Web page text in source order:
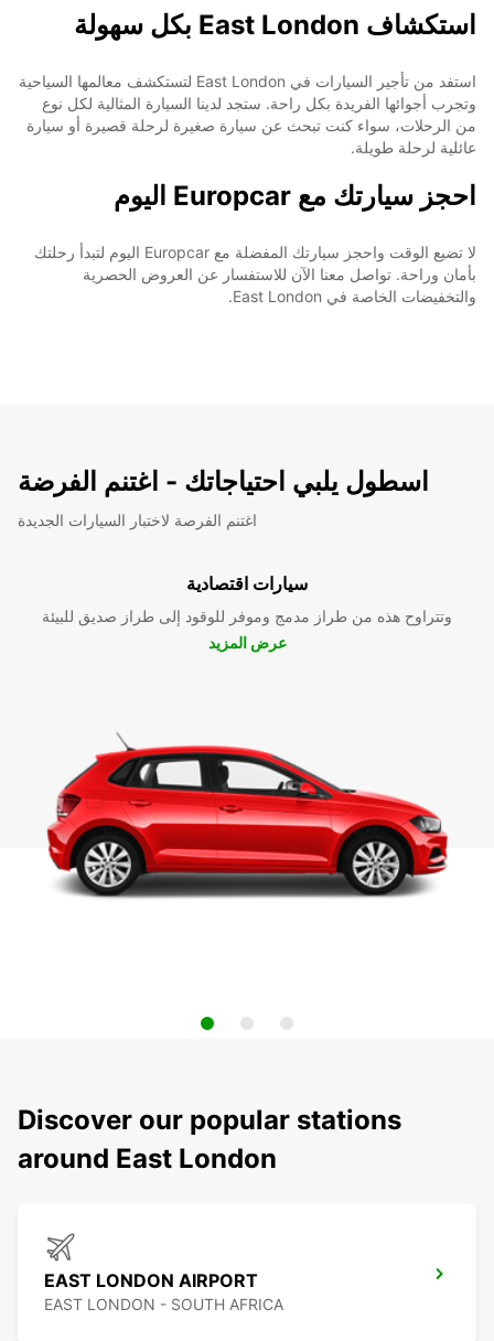
استكشاف East London بكل سهولة
استفد من تأجير السيارات في East London لتستكشف معالمها السياحية
وتجرب أجوائها الفريدة بكل راحة. ستجد لدينا السيارة المثالية لكل نوع
من الرحلات، سواء كنت تبحث عن سيارة صغيرة لرحلة قصيرة أو سيارة
عائلية لرحلة طويلة.
احجز سيارتك مع Europcar اليوم
لا تضيع الوقت واحجز سيارتك المفضلة مع Europcar اليوم لتبدأ رحلتك
بأمان وراحة. تواصل معنا الآن للاستفسار عن العروض الحصرية
والتخفيضات الخاصة في East London.
اسطول يلبي احتياجاتك - اغتنم الفرضة
اغتنم الفرصة لاختبار السيارات الجديدة
سيارات اقتصادية
وتتراوح هذه من طراز مدمج وموفر للوقود إلى طراز صديق للبيئة
عرض المزيد
Discover our popular stations
around East London
EAST LONDON AIRPORT
EAST LONDON - SOUTH AFRICA